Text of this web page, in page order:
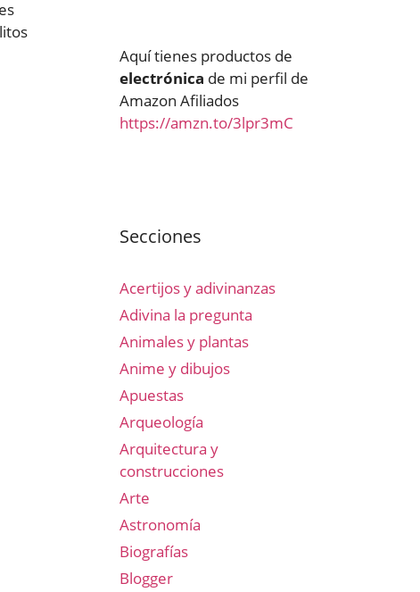
Aquí tienes productos de
electrónica de mi perfil de
Amazon Afiliados
https://amzn.to/3lpr3mC
Secciones
Acertijos y adivinanzas
Adivina la pregunta
Animales y plantas
Anime y dibujos
Apuestas
Arqueología
Arquitectura y
construcciones
Arte
Astronomía
Biografías
Blogger